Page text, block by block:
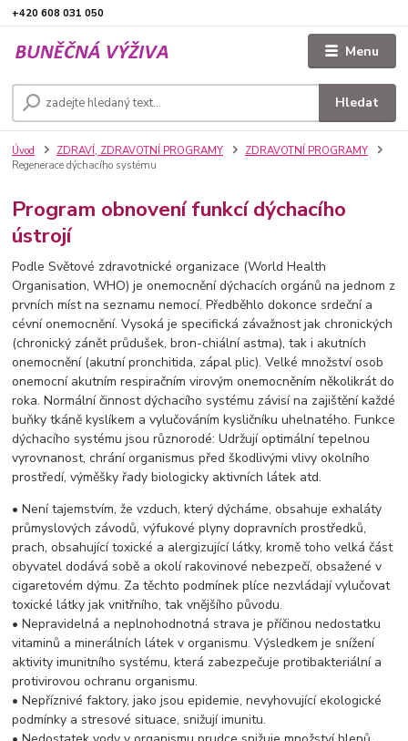
Menu
Hledat
+420 608 031 050
Úvod ZDRAVÍ, ZDRAVOTNÍ PROGRAMY
ZDRAVOTNÍ PROGRAMY
Regenerace dýchacího systému
Program obnovení funkcí dýchacího
ústrojí
Podle Světové zdravotnické organizace (World Health
Organisation, WHO) je onemocnění dýchacích orgánů na jednom z
prvních míst na seznamu nemocí. Předběhlo dokonce srdeční a
cévní onemocnění. Vysoká je specifická závažnost jak chronických
(chronický zánět průdušek, bron-chiální astma), tak i akutních
onemocnění (akutní pronchitida, zápal plic). Velké množství osob
onemocní akutním respiračním virovým onemocněním několikrát do
roka. Normální činnost dýchacího systému závisí na zajištění každé
buňky tkáně kyslíkem a vylučováním kysličníku uhelnatého. Funkce
dýchacího systému jsou různorodé: Udržují optimální tepelnou
vyrovnanost, chrání organismus před škodlivými vlivy okolního
prostředí, výměšky řady biologicky aktivních látek atd.
• Není tajemstvím, že vzduch, který dýcháme, obsahuje exhaláty
průmyslových závodů, výfukové plyny dopravních prostředků,
prach, obsahující toxické a alergizující látky, kromě toho velká část
obyvatel dodává sobě a okolí rakovinové nebezpečí, obsažené v
cigaretovém dýmu. Za těchto podmínek plíce nezvládají vylučovat
toxické látky jak vnitřního, tak vnějšího původu.
• Nepravidelná a neplnohodnotná strava je příčinou nedostatku
vitaminů a minerálních látek v organismu. Výsledkem je snížení
aktivity imunitního systému, která zabezpečuje protibakteriální a
protivirovou ochranu organismu.
• Nepříznivé faktory, jako jsou epidemie, nevyhovující ekologické
podmínky a stresové situace, snižují imunitu.